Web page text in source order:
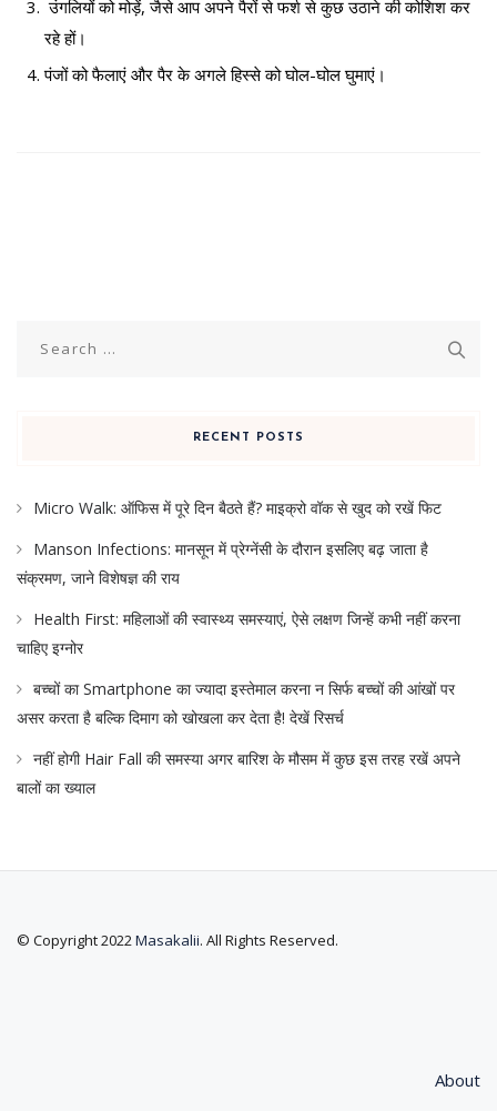
उंगलियों को मोड़ें, जैसे आप अपने पैरों से फर्श से कुछ उठाने की कोशिश कर
रहे हों।
पंजों को फैलाएं और पैर के अगले हिस्से को घोल-घोल घुमाएं।
RECENT POSTS
Micro Walk: ऑफिस में पूरे दिन बैठते हैं? माइक्रो वॉक से खुद को रखें फिट
Manson Infections: मानसून में प्रेग्नेंसी के दौरान इसलिए बढ़ जाता है
संक्रमण, जाने विशेषज्ञ की राय
Health First: महिलाओं की स्वास्थ्य समस्याएं, ऐसे लक्षण जिन्हें कभी नहीं करना
चाहिए इग्नोर
बच्चों का Smartphone का ज्यादा इस्तेमाल करना न सिर्फ बच्चों की आंखों पर
असर करता है बल्कि दिमाग को खोखला कर देता है! देखें रिसर्च
नहीं होगी Hair Fall की समस्या अगर बारिश के मौसम में कुछ इस तरह रखें अपने
बालों का ख्याल
© Copyright 2022Masakalii. All Rights Reserved.
About